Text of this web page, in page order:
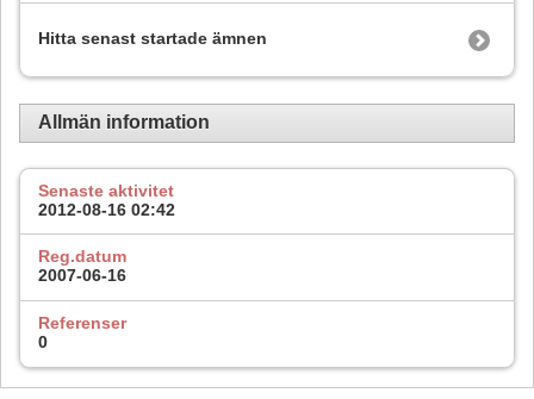
Hitta senast startade ämnen
Allmän information
Senaste aktivitet
2012-08-16 02:42
Reg.datum
2007-06-16
Referenser
0